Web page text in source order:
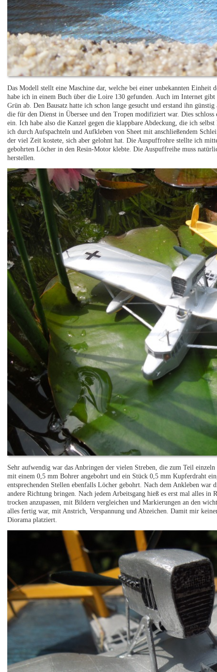
Das Modell stellt eine Maschine dar, welche bei einer unbekannten
habe ich in einem Buch über die Loire 130 gefunden. Auch im Internet
Grün ab. Den Bausatz hatte ich schon lange gesucht und erstand ihn
die für den Dienst in Übersee und den Tropen modifiziert war. Dies
ein. Ich habe also die Kanzel gegen die klappbare Abdeckung, die ich
ich durch Aufspachteln und Aufkleben von Sheet mit anschließendem
der viel Zeit kostete, sich aber gelohnt hat. Die Auspuffrohre stellte ich
gebohrten Löcher in den Resin-Motor klebte. Die Auspuffreihe muss
herstellen.
Sehr aufwendig war das Anbringen der vielen Streben, die zum Teil
mit einem 0,5 mm Bohrer angebohrt und ein Stück 0,5 mm Kupferdraht
entsprechenden Stellen ebenfalls Löcher gebohrt. Nach dem Ankleben
andere Richtung bringen. Nach jedem Arbeitsgang hieß es erst mal alles
trocken anzupassen, mit Bildern vergleichen und Markierungen an den
alles fertig war, mit Anstrich, Verspannung und Abzeichen. Damit mir
Diorama platziert.